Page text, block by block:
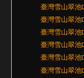
臺灣雪山翠池
臺灣雪山翠池
臺灣雪山翠池
臺灣雪山翠池
臺灣雪山翠池
臺灣雪山翠池